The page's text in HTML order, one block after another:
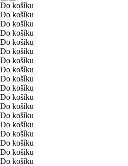
Do košíku
Do košíku
Do košíku
Do košíku
Do košíku
Do košíku
Do košíku
Do košíku
Do košíku
Do košíku
Do košíku
Do košíku
Do košíku
Do košíku
Do košíku
Do košíku
Do košíku
Do košíku